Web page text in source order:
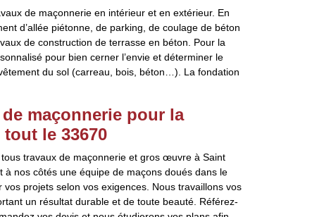
de maçonnerie en intérieur et en extérieur. En
d’allée piétonne, de parking, de coulage de béton
de construction de terrasse en béton. Pour la
pour bien cerner l’envie et déterminer le
du sol (carreau, bois, béton…). La fondation
maçonnerie pour la
le 33670
travaux de maçonnerie et gros œuvre à Saint
à nos côtés une équipe de maçons doués dans le
projets selon vos exigences. Nous travaillons vos
un résultat durable et de toute beauté. Référez-